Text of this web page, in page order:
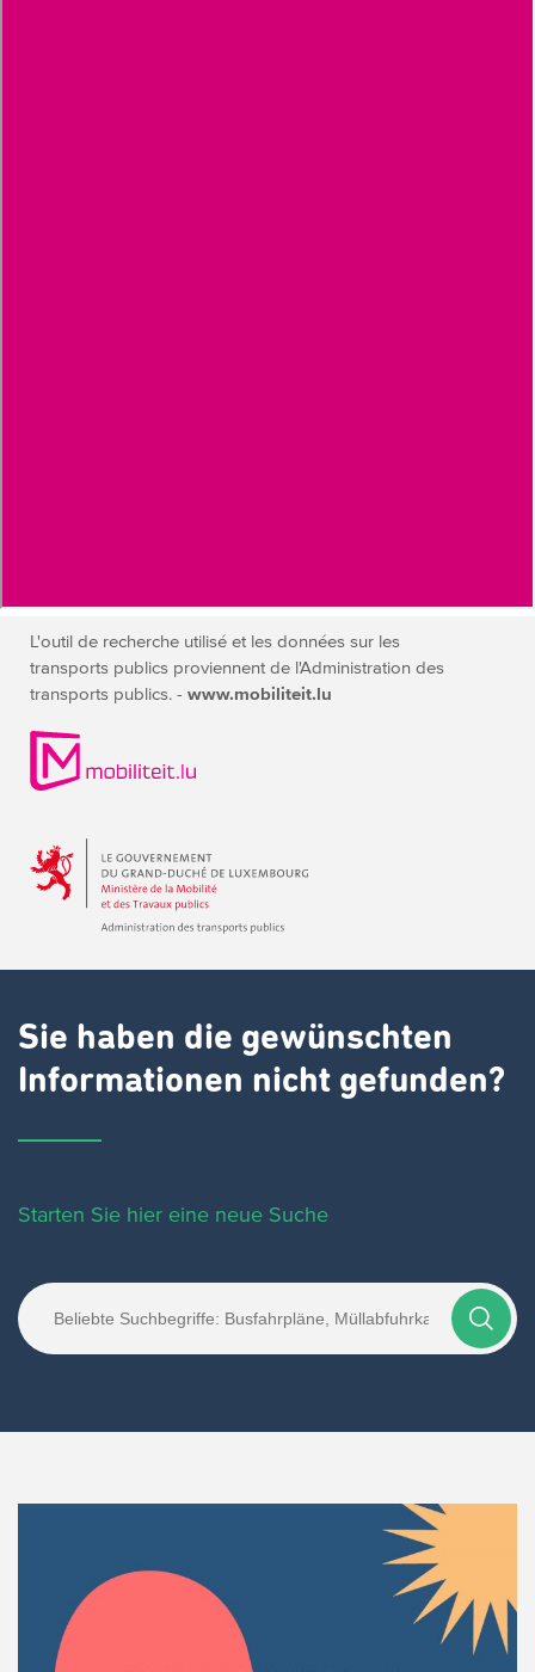
L'outil de recherche utilisé et les données sur les
transports publics proviennent de l'Administration des
transports publics. - www.mobiliteit.lu
Sie haben die gewünschten
Informationen nicht gefunden?
Starten Sie hier eine neue Suche